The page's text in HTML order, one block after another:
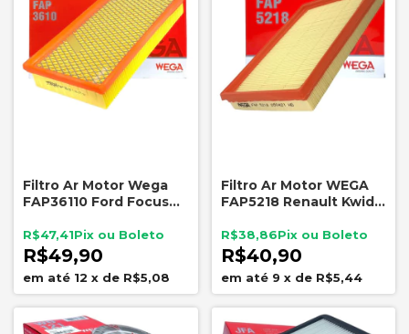
Filtro Ar Motor Wega
FAP36110 Ford Focus
2008
R$49,90
R$47,41
12 x de R$5,08
Filtro Ar Motor WEGA
FAP5218 Renault Kwid
R$40,90
R$38,86
9 x de R$5,44